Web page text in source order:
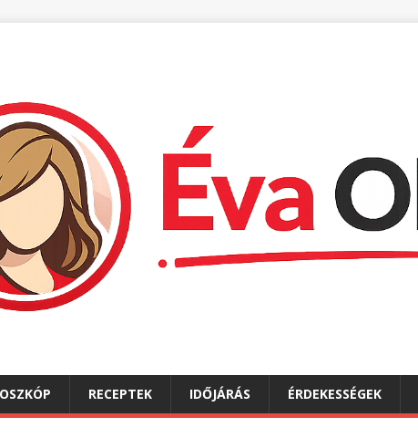
RECEPTEK IDŐJÁRÁS ÉRDEKESSÉGEK